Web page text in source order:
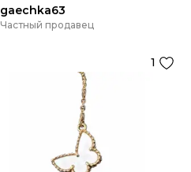
gaechka63
Частный продавец
1